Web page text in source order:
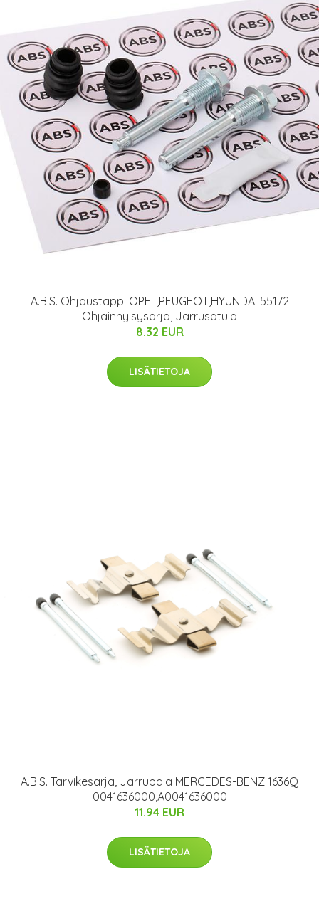
A.B.S. Ohjaustappi OPEL,PEUGEOT,HYUNDAI 55172
Ohjainhylsysarja, Jarrusatula
8.32 EUR
LISÄTIETOJA
A.B.S. Tarvikesarja, Jarrupala MERCEDES-BENZ 1636Q
0041636000,A0041636000
11.94 EUR
LISÄTIETOJA